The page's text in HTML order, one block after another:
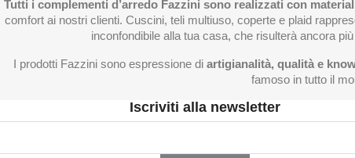
Tutti i complementi d’arredo Fazzini sono realizzati con
comfort ai nostri clienti. Cuscini, teli multiuso, coperte e plaid
inconfondibile alla tua casa, che risulterà ancora
I prodotti Fazzini sono espressione di artigianalità, qualità e
famoso in tutto il
Iscriviti alla newsletter